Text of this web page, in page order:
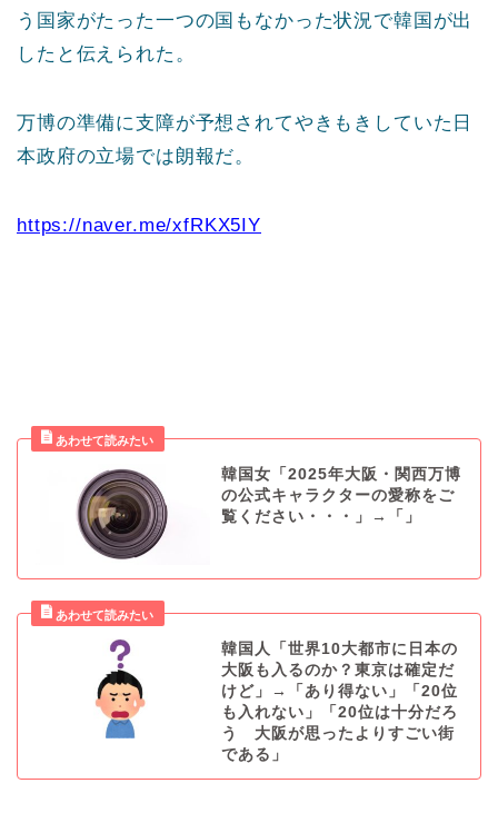
う国家がたった一つの国もなかった状況で韓国が出
したと伝えられた。
万博の準備に支障が予想されてやきもきしていた日
本政府の立場では朗報だ。
https://naver.me/xfRKX5IY
韓国女「2025年大阪・関西万博
の公式キャラクターの愛称をご
覧ください・・・」→「」
韓国人「世界10大都市に日本の
大阪も入るのか？東京は確定だ
けど」→「あり得ない」「20位
も入れない」「20位は十分だろ
う 大阪が思ったよりすごい街
である」